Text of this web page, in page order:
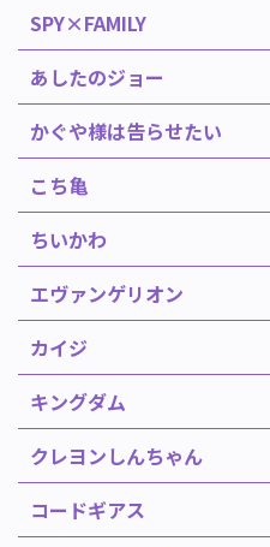
SPY×FAMILY
あしたのジョー
かぐや様は告らせたい
こち亀
ちいかわ
エヴァンゲリオン
カイジ
キングダム
クレヨンしんちゃん
コードギアス